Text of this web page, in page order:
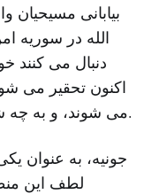
بیابانی
الله در سوریه
دنبال می کنند
اکنون تحقیر می
می شوند، و به چه شکلی ترس در حال گسترش است.
جونیه، به عنوان
لطف این